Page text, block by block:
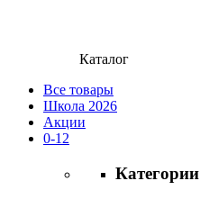
Каталог
Все товары
Школа 2026
Акции
0-12
Категории